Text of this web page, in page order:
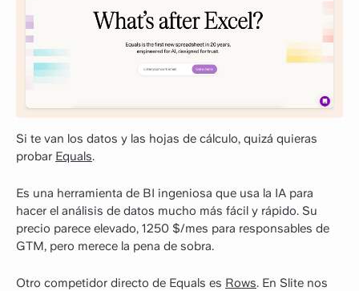
Si te van los datos y las hojas de cálculo, quizá quieras
probar Equals.
Es una herramienta de BI ingeniosa que usa la IA para
hacer el análisis de datos mucho más fácil y rápido. Su
precio parece elevado, 1250 $/mes para responsables de
GTM, pero merece la pena de sobra.
Otro competidor directo de Equals es Rows. En Slite nos